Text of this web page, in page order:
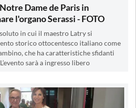
Dame de Paris in
l'organo Serassi - FOTO
in cui il maestro Latry si
storico ottocentesco italiano come
che ha caratteristiche sfidanti
sarà a ingresso libero